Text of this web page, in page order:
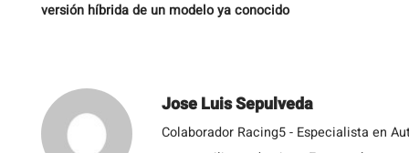
versión híbrida de un modelo ya conocido
Jose Luis Sepulveda
Colaborador Racing5 - Especialista en